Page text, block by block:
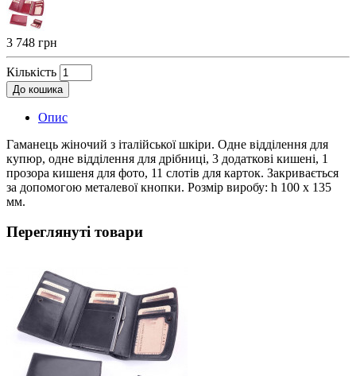
3 748 грн
Кількість
До кошика
Опис
Гаманець жіночий з італійської шкіри. Одне відділення для
купюр, одне відділення для дрібниці, 3 додаткові кишені, 1
прозора кишеня для фото, 11 слотів для карток. Закривається
за допомогою металевої кнопки. Розмір виробу: h 100 х 135
мм.
Переглянуті товари